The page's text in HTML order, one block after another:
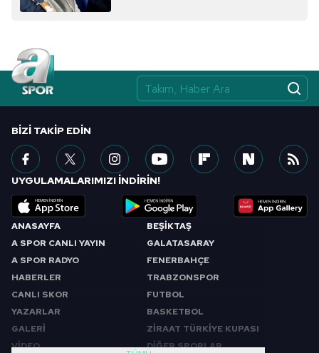
ANASAYFA
A SPOR CANLI YAYIN
A SPOR RADYO
HABERLER
CANLI SKOR
YAZARLAR
GALERİ
VİDEO
BEŞİKTAŞ
GALATASARAY
FENERBAHÇE
TRABZONSPOR
FUTBOL
BASKETBOL
ZİRAAT TÜRKİYE KUPASI
DİĞER SPORLAR
BIZI TAKIP EDIN
UYGULAMALARIMIZI İNDİRİN!